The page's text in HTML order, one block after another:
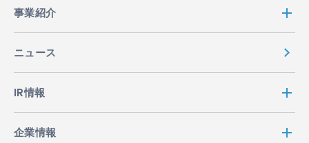
事業紹介
ニュース
IR情報
企業情報